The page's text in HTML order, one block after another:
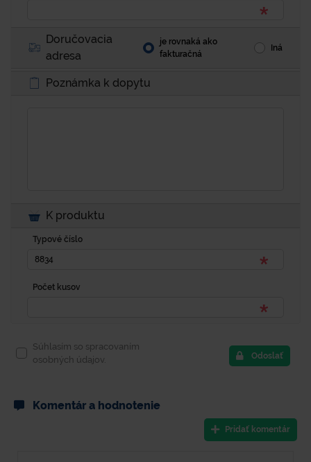
Doručovacia
adresa
je rovnaká ako
fakturačná
Iná
Poznámka k dopytu
K produktu
Typové číslo
Počet kusov
Súhlasím so spracovaním
osobných údajov.
Odoslať
Komentár a hodnotenie
Pridať komentár